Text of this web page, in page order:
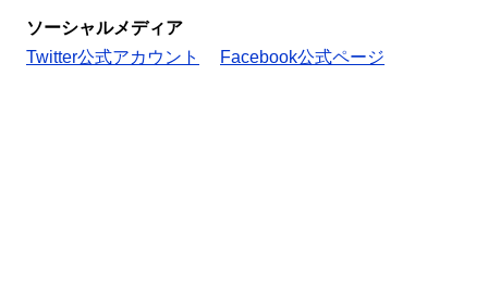
ソーシャルメディア
Twitter公式アカウント
Facebook公式ページ